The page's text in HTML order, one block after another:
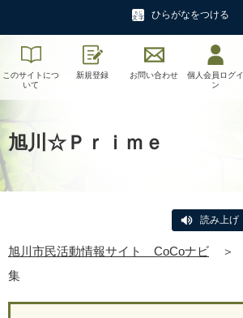
ひらがなをつける
このサイトにつ
いて
新規登録 お問い合わせ
個人会員ログイ
ン
旭川☆Ｐｒｉｍｅ
読み上げ
旭川市民活動情報サイト CoCoナビ ＞
集